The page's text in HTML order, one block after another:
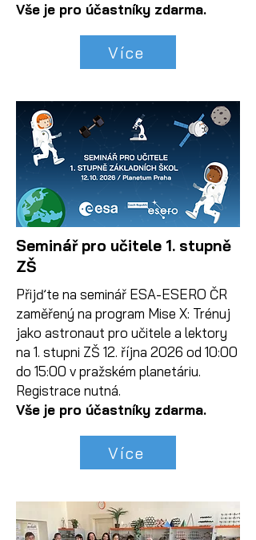
Vše je pro účastníky zdarma.
Více
Seminář pro učitele 1. stupně
ZŠ
Přijďte na seminář ESA-ESERO ČR
zaměřený na program Mise X: Trénuj
jako astronaut pro učitele a lektory
na 1. stupni ZŠ 12. října 2026 od 10:00
do 15:00 v pražském planetáriu.
Registrace nutná.
Vše je pro účastníky zdarma.
Více